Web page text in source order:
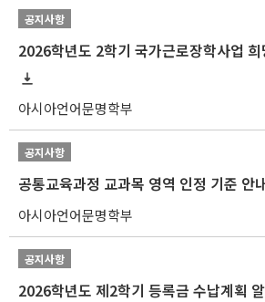
공지사항
2026학년도 2학기 국가근로장학사업
아시아언어문명학부
공지사항
공통교육과정 교과목 영역 인정 기준 안
아시아언어문명학부
공지사항
2026학년도 제2학기 등록금 수납계획